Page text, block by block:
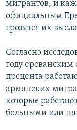
мигрантов, и
официальным
грозятся их
Согласно
году ереванским
процента
армянских
которые
больными или